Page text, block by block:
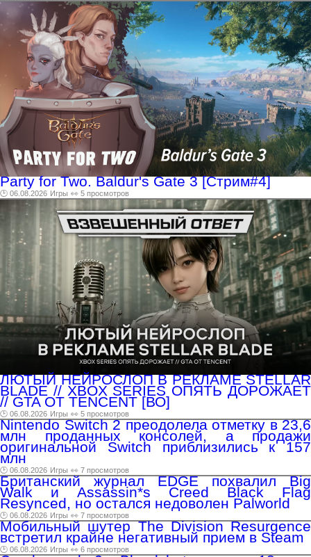
Party for Two. Baldur's Gate 3 [Стрим#4]
🕑 06.08.2026 Игры 👀 5 просмотров
ЛЮТЫЙ НЕЙРОСЛОП В РЕКЛАМЕ STELLAR
BLADE // XBOX SERIES ОПЯТЬ ДОРОЖАЕТ
// GTA ОТ TENCENT [ВО]
🕑 06.08.2026 Игры 👀 5 просмотров
Nintendo Switch 2 преодолела отметку в 23,6
млн проданных консолей, а продажи
оригинальной Switch приблизились к 157
млн
🕑 06.08.2026 Игры 👀 7 просмотров
Британский журнал EDGE похвалил Big
Walk и Assassin*s Creed Black Flag
Resynced, но остался недоволен Palworld
🕑 06.08.2026 Игры 👀 7 просмотров
Мобильный шутер The Division Resurgence
встретил крайне негативный прием в Steam
🕑 06.08.2026 Игры 👀 6 просмотров